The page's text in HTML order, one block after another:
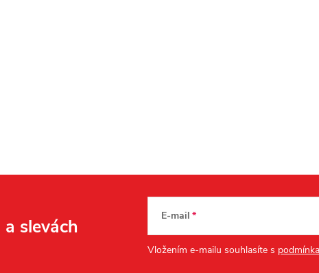
a slevách E-mail
Vložením e-mailu souhlasíte s